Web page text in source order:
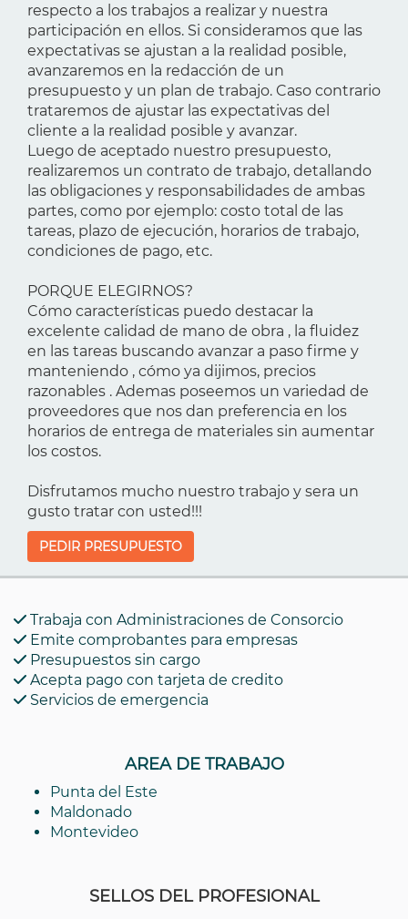
respecto a los trabajos a realizar y nuestra
participación en ellos. Si consideramos que las
expectativas se ajustan a la realidad posible,
avanzaremos en la redacción de un
presupuesto y un plan de trabajo. Caso contrario
trataremos de ajustar las expectativas del
cliente a la realidad posible y avanzar.
Luego de aceptado nuestro presupuesto,
realizaremos un contrato de trabajo, detallando
las obligaciones y responsabilidades de ambas
partes, como por ejemplo: costo total de las
tareas, plazo de ejecución, horarios de trabajo,
condiciones de pago, etc.
PORQUE ELEGIRNOS?
Cómo características puedo destacar la
excelente calidad de mano de obra , la fluidez
en las tareas buscando avanzar a paso firme y
manteniendo , cómo ya dijimos, precios
razonables . Ademas poseemos un variedad de
proveedores que nos dan preferencia en los
horarios de entrega de materiales sin aumentar
los costos.
Disfrutamos mucho nuestro trabajo y sera un
gusto tratar con usted!!!
PEDIR PRESUPUESTO
Trabaja con Administraciones de Consorcio
Emite comprobantes para empresas
Presupuestos sin cargo
Acepta pago con tarjeta de credito
Servicios de emergencia
AREA DE TRABAJO
Punta del Este
Maldonado
Montevideo
SELLOS DEL PROFESIONAL